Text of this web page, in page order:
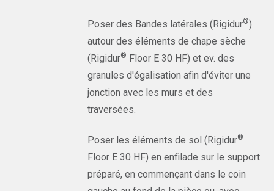
Poser des Bandes latérales (Rigidur®)
autour des éléments de chape sèche
(Rigidur® Floor E 30 HF) et ev. des
granules d'égalisation afin d'éviter une
jonction avec les murs et des
traversées.
Poser les éléments de sol (Rigidur®
Floor E 30 HF) en enfilade sur le support
préparé, en commençant dans le coin